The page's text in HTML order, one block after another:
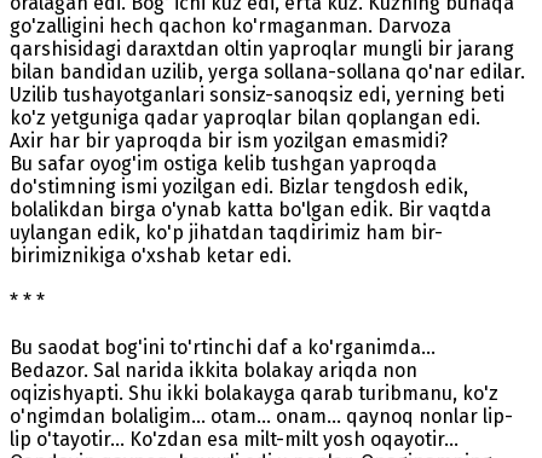
go'zalligini hech qachon ko'rmaganman. Darvoza
qarshisidagi daraxtdan oltin yaproqlar mungli bir jarang
bilan bandidan uzilib, yerga sollana-sollana qo'nar edilar.
Uzilib tushayotganlari sonsiz-sanoqsiz edi, yerning beti
ko'z yetguniga qadar yaproqlar bilan qoplangan edi.
Axir har bir yaproqda bir ism yozilgan emasmidi?
Bu safar oyog'im ostiga kelib tushgan yaproqda
do'stimning ismi yozilgan edi. Bizlar tengdosh edik,
bolalikdan birga o'ynab katta bo'lgan edik. Bir vaqtda
uylangan edik, ko'p jihatdan taqdirimiz ham bir-
birimiznikiga o'xshab ketar edi.
* * *
Bu saodat bog'ini to'rtinchi daf a ko'rganimda...
Bedazor. Sal narida ikkita bolakay ariqda non
oqizishyapti. Shu ikki bolakayga qarab turibmanu, ko'z
o'ngimdan bolaligim... otam... onam... qaynoq nonlar lip-
lip o'tayotir... Ko'zdan esa milt-milt yosh oqayotir...